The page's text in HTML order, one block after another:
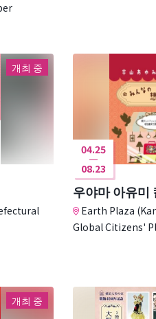
개최 중
04.25
08.23
우야마 아유미
Earth Plaza
Global Citizens'
개최 중